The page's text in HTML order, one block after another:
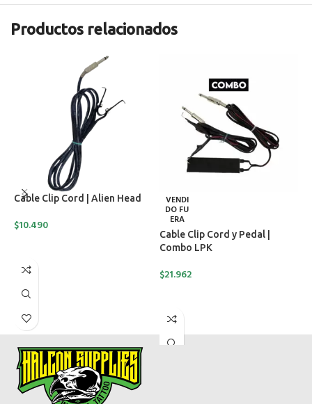
Productos relacionados
Cable Clip Cord | Alien Head
$10.490
VENDI
DO FU
ERA
Cable Clip Cord y Pedal |
Combo LPK
$21.962